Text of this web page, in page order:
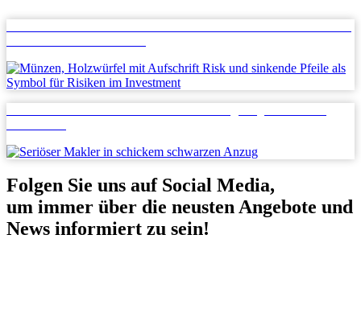
Folgen Sie uns auf Social Media,
um immer über die neusten Angebote und
News informiert zu sein!